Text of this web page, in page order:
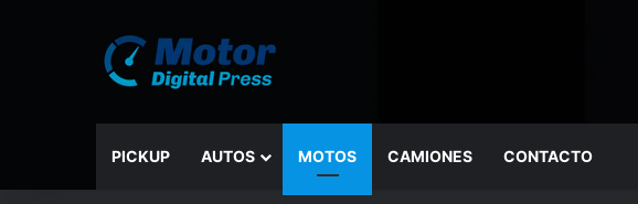
PICKUP AUTOS MOTOS CAMIONES CONTACTO